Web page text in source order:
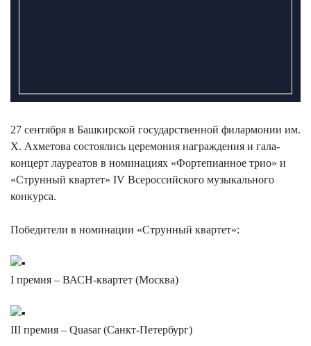
27 сентября в Башкирской государственной филармонии им.
Х. Ахметова состоялись церемония награждения и гала-
концерт лауреатов в номинациях «Фортепианное трио» и
«Струнный квартет» IV Всероссийского музыкального
конкурса.
Победители в номинации «Струнный квартет»:
I премия – ВАСН-квартет (Москва)
III премия – Quasar (Санкт-Петербург)